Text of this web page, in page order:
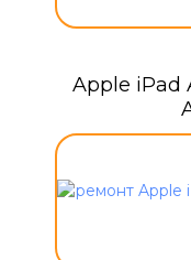
Apple iPad